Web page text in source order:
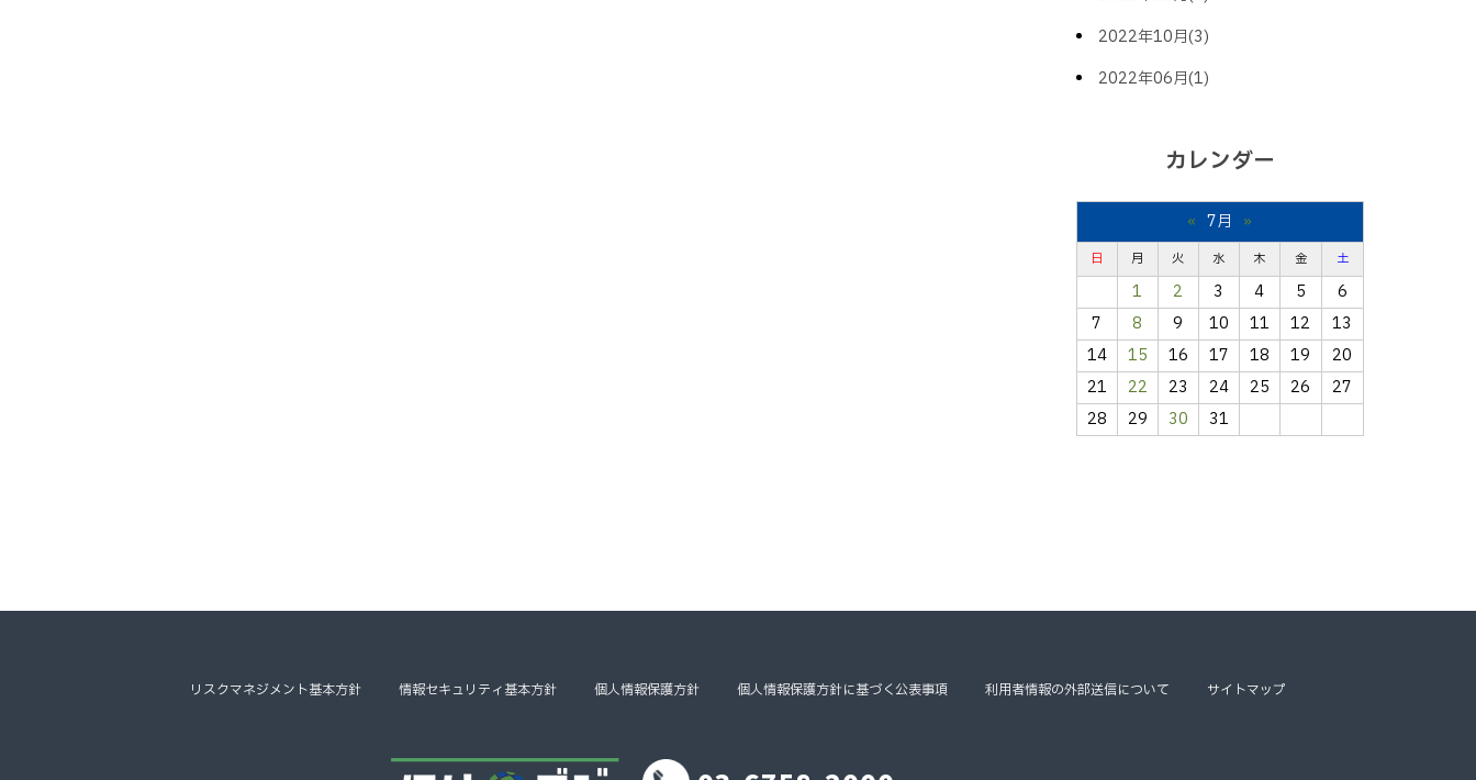
2022年10月(3)
2022年06月(1)
カレンダー
« 7月 »
日 月 火 水 木 金 土
1 2 3 4 5
6
7
8 9 10 11 12
13
14
15 16 17 18 19
20
21
22 23 24 25 26
27
28
29 30 31
リスクマネジメント基本方針 情報セキュリティ基本方針 個人情報保護方針 個人情報保護方針に基づく公表事項 利用者情報の外部送信について サイトマップ